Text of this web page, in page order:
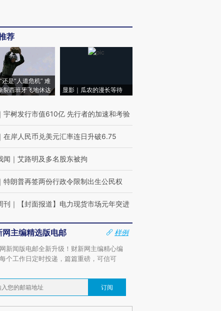
荐
还是“人道危机” 难
裂西班牙飞地休达
显影｜瓜农的漫长等待
｜ 宇树发行市值610亿 先行者的加速和考验
｜ 在岸人民币兑美元汇率连日升破6.75
闻 ｜ 艾路明及多名股东被拘
｜ 特朗普再签两份行政令限制出生公民权
刊 ｜ 【封面报道】电力现货市场元年突进
网主编精选版电邮
样例
新闻版电邮全新升级！财新网主编精心编
个工作日定时投递，篇篇重磅，可信可
订阅